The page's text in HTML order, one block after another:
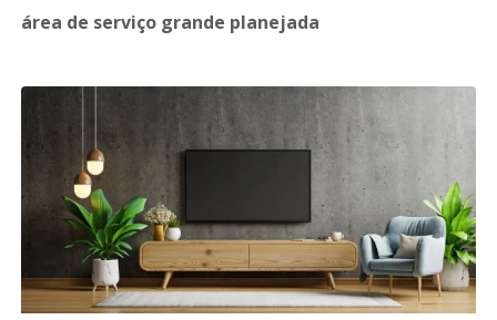
área de serviço grande planejada